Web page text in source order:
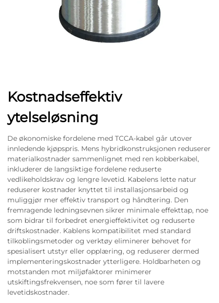
Kostnadseffektiv
ytelseløsning
De økonomiske fordelene med TCCA-kabel går utover
innledende kjøpspris. Mens hybridkonstruksjonen reduserer
materialkostnader sammenlignet med ren kobberkabel,
inkluderer de langsiktige fordelene reduserte
vedlikeholdskrav og lengre levetid. Kabelens lette natur
reduserer kostnader knyttet til installasjonsarbeid og
muliggjør mer effektiv transport og håndtering. Den
fremragende ledningsevnen sikrer minimale effekttap, noe
som bidrar til forbedret energieffektivitet og reduserte
driftskostnader. Kablens kompatibilitet med standard
tilkoblingsmetoder og verktøy eliminerer behovet for
spesialisert utstyr eller opplæring, og reduserer dermed
implementeringskostnader ytterligere. Holdbarheten og
motstanden mot miljøfaktorer minimerer
utskiftingsfrekvensen, noe som fører til lavere
levetidskostnader.